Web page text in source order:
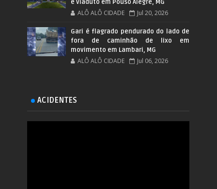
e viaduto em Pouso Alegre, MG
ALÔ ALÔ CIDADE Jul 20, 2026
Gari é flagrado pendurado do lado de
fora de caminhão de lixo em
movimento em Lambari, MG
ALÔ ALÔ CIDADE Jul 06, 2026
ACIDENTES